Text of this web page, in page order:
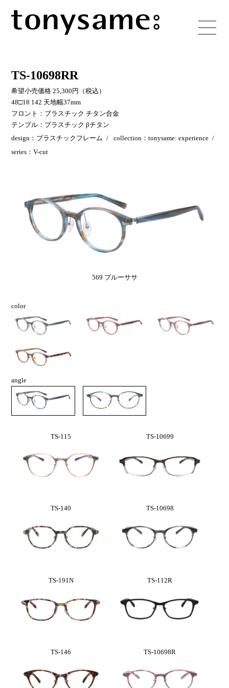
TS-10698RR
希望小売価格 25,300円（税込）
48□18 142 天地幅37mm
フロント：プラスチック チタン合金
テンプル：プラスチック βチタン
design：プラスチックフレーム
collection：tonysame: experience
series：V-cut
569 ブルーササ
color
angle
TS-115 TS-10699
TS-140 TS-10698
TS-191N TS-112R
TS-146 TS-10698R